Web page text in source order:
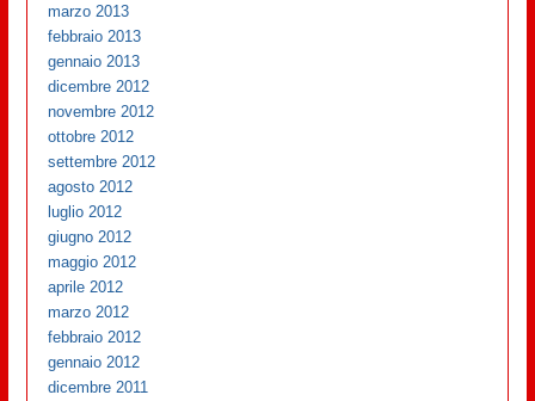
marzo 2013
febbraio 2013
gennaio 2013
dicembre 2012
novembre 2012
ottobre 2012
settembre 2012
agosto 2012
luglio 2012
giugno 2012
maggio 2012
aprile 2012
marzo 2012
febbraio 2012
gennaio 2012
dicembre 2011